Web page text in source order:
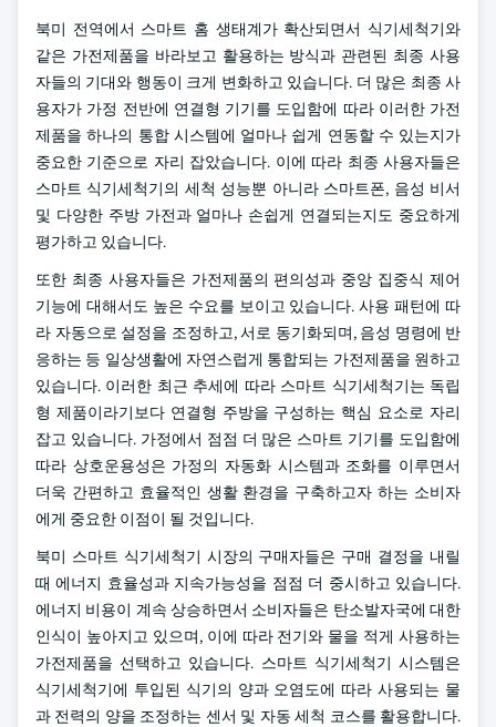
북미 전역에서 스마트 홈 생태계가 확산되면서 식기세척기와
같은 가전제품을 바라보고 활용하는 방식과 관련된 최종 사용
자들의 기대와 행동이 크게 변화하고 있습니다. 더 많은 최종 사
용자가 가정 전반에 연결형 기기를 도입함에 따라 이러한 가전
제품을 하나의 통합 시스템에 얼마나 쉽게 연동할 수 있는지가
중요한 기준으로 자리 잡았습니다. 이에 따라 최종 사용자들은
스마트 식기세척기의 세척 성능뿐 아니라 스마트폰, 음성 비서
및 다양한 주방 가전과 얼마나 손쉽게 연결되는지도 중요하게
평가하고 있습니다.
또한 최종 사용자들은 가전제품의 편의성과 중앙 집중식 제어
기능에 대해서도 높은 수요를 보이고 있습니다. 사용 패턴에 따
라 자동으로 설정을 조정하고, 서로 동기화되며, 음성 명령에 반
응하는 등 일상생활에 자연스럽게 통합되는 가전제품을 원하고
있습니다. 이러한 최근 추세에 따라 스마트 식기세척기는 독립
형 제품이라기보다 연결형 주방을 구성하는 핵심 요소로 자리
잡고 있습니다. 가정에서 점점 더 많은 스마트 기기를 도입함에
따라 상호운용성은 가정의 자동화 시스템과 조화를 이루면서
더욱 간편하고 효율적인 생활 환경을 구축하고자 하는 소비자
에게 중요한 이점이 될 것입니다.
북미 스마트 식기세척기 시장의 구매자들은 구매 결정을 내릴
때 에너지 효율성과 지속가능성을 점점 더 중시하고 있습니다.
에너지 비용이 계속 상승하면서 소비자들은 탄소발자국에 대한
인식이 높아지고 있으며, 이에 따라 전기와 물을 적게 사용하는
가전제품을 선택하고 있습니다. 스마트 식기세척기 시스템은
식기세척기에 투입된 식기의 양과 오염도에 따라 사용되는 물
과 전력의 양을 조정하는 센서 및 자동 세척 코스를 활용합니다.